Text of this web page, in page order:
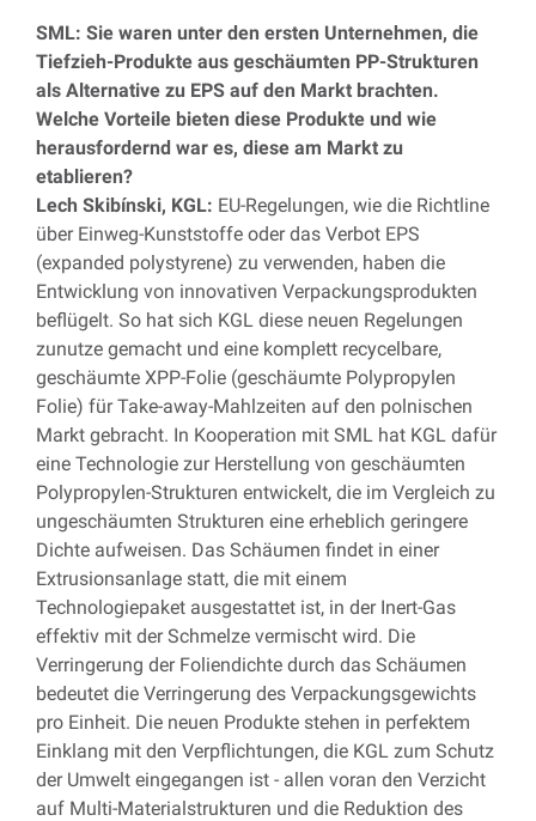
SML: Sie waren unter den ersten Unternehmen, die
Tiefzieh-Produkte aus geschäumten PP-Strukturen
als Alternative zu EPS auf den Markt brachten.
Welche Vorteile bieten diese Produkte und wie
herausfordernd war es, diese am Markt zu
etablieren?
Lech Skibínski, KGL: EU-Regelungen, wie die Richtline
über Einweg-Kunststoffe oder das Verbot EPS
(expanded polystyrene) zu verwenden, haben die
Entwicklung von innovativen Verpackungsprodukten
beflügelt. So hat sich KGL diese neuen Regelungen
zunutze gemacht und eine komplett recycelbare,
geschäumte XPP-Folie (geschäumte Polypropylen
Folie) für Take-away-Mahlzeiten auf den polnischen
Markt gebracht. In Kooperation mit SML hat KGL dafür
eine Technologie zur Herstellung von geschäumten
Polypropylen-Strukturen entwickelt, die im Vergleich zu
ungeschäumten Strukturen eine erheblich geringere
Dichte aufweisen. Das Schäumen findet in einer
Extrusionsanlage statt, die mit einem
Technologiepaket ausgestattet ist, in der Inert-Gas
effektiv mit der Schmelze vermischt wird. Die
Verringerung der Foliendichte durch das Schäumen
bedeutet die Verringerung des Verpackungsgewichts
pro Einheit. Die neuen Produkte stehen in perfektem
Einklang mit den Verpflichtungen, die KGL zum Schutz
der Umwelt eingegangen ist - allen voran den Verzicht
auf Multi-Materialstrukturen und die Reduktion des